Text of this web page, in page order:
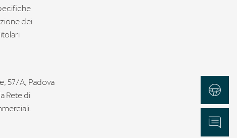
dei
57/A, Padova
Rete di
Test Drive
Informazioni